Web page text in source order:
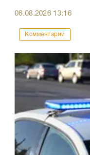
06.08.2026 13:16
Комментарии